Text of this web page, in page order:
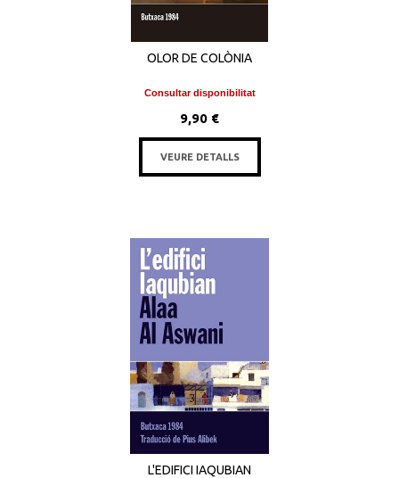
OLOR DE COLÒNIA
Consultar disponibilitat
9,90 €
VEURE DETALLS
L'EDIFICI IAQUBIAN